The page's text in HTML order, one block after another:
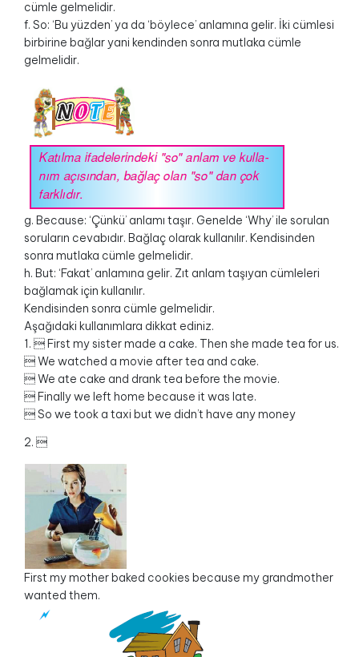
cümle gelmelidir.
f. So: ‘Bu yüzden’ ya da ‘böylece’ anlamına gelir. İki cümlesi
birbirine bağlar yani kendinden sonra mutlaka cümle
gelmelidir.
g. Because: ‘Çünkü’ anlamı taşır. Genelde ‘Why’ ile sorulan
soruların cevabıdır. Bağlaç olarak kullanılır. Kendisinden
sonra mutlaka cümle gelmelidir.
h. But: ‘Fakat’ anlamına gelir. Zıt anlam taşıyan cümleleri
bağlamak için kullanılır.
Kendisinden sonra cümle gelmelidir.
Aşağıdaki kullanımlara dikkat ediniz.
1.  First my sister made a cake. Then she made tea for us.
 We watched a movie after tea and cake.
 We ate cake and drank tea before the movie.
 Finally we left home because it was late.
 So we took a taxi but we didn’t have any money
2. 
First my mother baked cookies because my grandmother
wanted them.